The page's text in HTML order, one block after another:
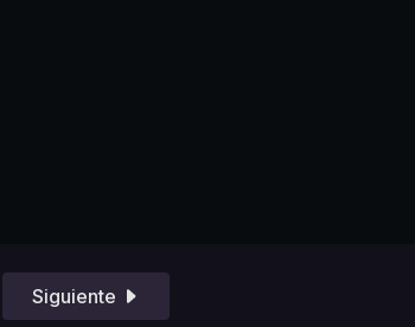
Siguiente